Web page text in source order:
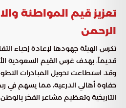
تعزيز قيم المواطنة
الرحمن
تكرس الهيئة جهودها لإعادة إحياء
قديماً، بهدف غرس القيم السعودية
وقد استطاعت تحويل المبادرات
حفاوة أهالي الدرعية، مما يسهم في
التاريخية وتعظيم مشاعر الفخر بالوطن.